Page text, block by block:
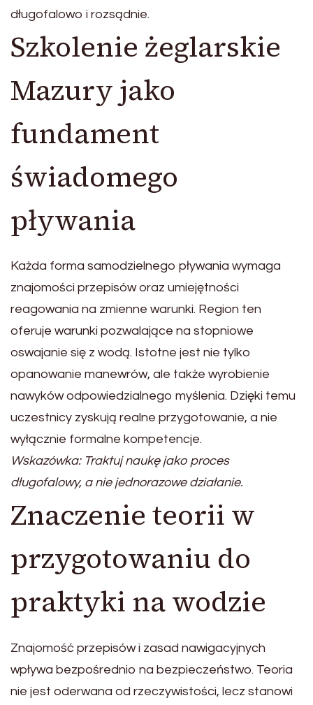
długofalowo i rozsądnie.
Szkolenie żeglarskie
Mazury jako
fundament
świadomego
pływania
Każda forma samodzielnego pływania wymaga
znajomości przepisów oraz umiejętności
reagowania na zmienne warunki. Region ten
oferuje warunki pozwalające na stopniowe
oswajanie się z wodą. Istotne jest nie tylko
opanowanie manewrów, ale także wyrobienie
nawyków odpowiedzialnego myślenia. Dzięki temu
uczestnicy zyskują realne przygotowanie, a nie
wyłącznie formalne kompetencje.
Wskazówka: Traktuj naukę jako proces
długofalowy, a nie jednorazowe działanie.
Znaczenie teorii w
przygotowaniu do
praktyki na wodzie
Znajomość przepisów i zasad nawigacyjnych
wpływa bezpośrednio na bezpieczeństwo. Teoria
nie jest oderwana od rzeczywistości, lecz stanowi